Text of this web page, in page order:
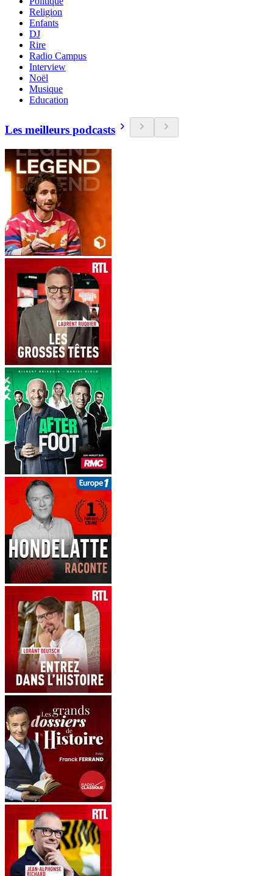
Religion
Enfants
DJ
Rire
Radio Campus
Interview
Noël
Musique
Education
Les meilleurs podcasts